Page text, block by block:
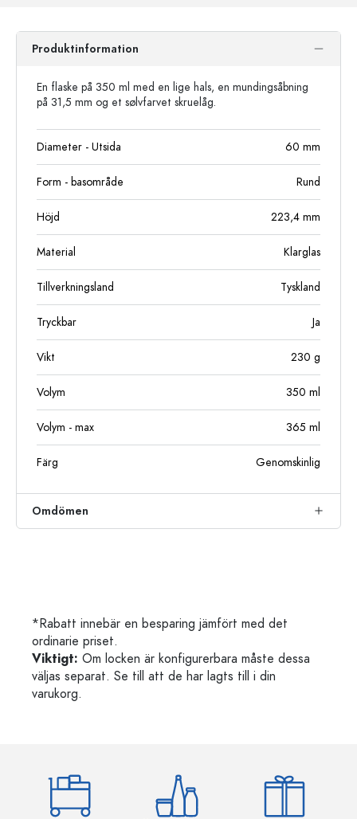
Produktinformation
En flaske på 350 ml med en lige hals, en mundingsåbning
på 31,5 mm og et sølvfarvet skruelåg.
Diameter - Utsida 60 mm
Form - basområde Rund
Höjd 223,4 mm
Material Klarglas
Tillverkningsland Tyskland
Tryckbar Ja
Vikt 230 g
Volym 350 ml
Volym - max 365 ml
Färg Genomskinlig
Omdömen
*Rabatt innebär en besparing jämfört med det
ordinarie priset.
Viktigt: Om locken är konfigurerbara måste dessa
väljas separat. Se till att de har lagts till i din
varukorg.